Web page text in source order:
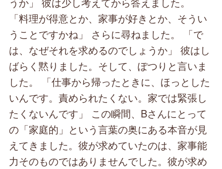
「料理が得意とか、家事が好きとか、そうい
うことですかね」 さらに尋ねました。 「で
は、なぜそれを求めるのでしょうか」 彼はし
ばらく黙りました。そして、ぽつりと言いま
した。 「仕事から帰ったときに、ほっとした
いんです。責められたくない。家では緊張し
たくないんです」 この瞬間、Bさんにとって
の「家庭的」という言葉の奥にある本音が見
えてきました。彼が求めていたのは、家事能
力そのものではありませんでした。彼が求め